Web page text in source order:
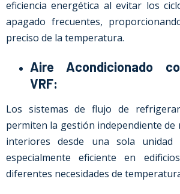
eficiencia energética al evitar los
apagado frecuentes,
preciso de la temperatura.
Aire Acondicionado
VRF:
Los sistemas de flujo de
permiten la gestión independiente de
interiores desde una sola unidad
especialmente eficiente en
diferentes necesidades de